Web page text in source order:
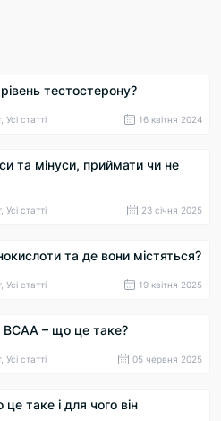
тестостерону?
статті 16 квітня 2024
та мінуси, приймати чи не
статті 23 cічня 2025
та де вони містяться?
статті 19 квітня 2025
BCAA – що це таке?
статті 05 червня 2025
таке і для чого він